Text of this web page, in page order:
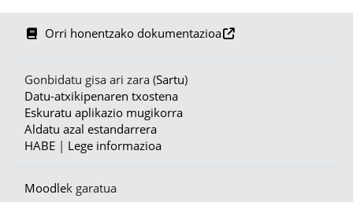
Orri honentzako dokumentazioa
Gonbidatu gisa ari zara (Sartu)
Datu-atxikipenaren txostena
Eskuratu aplikazio mugikorra
Aldatu azal estandarrera
HABE | Lege informazioa
Moodlek garatua